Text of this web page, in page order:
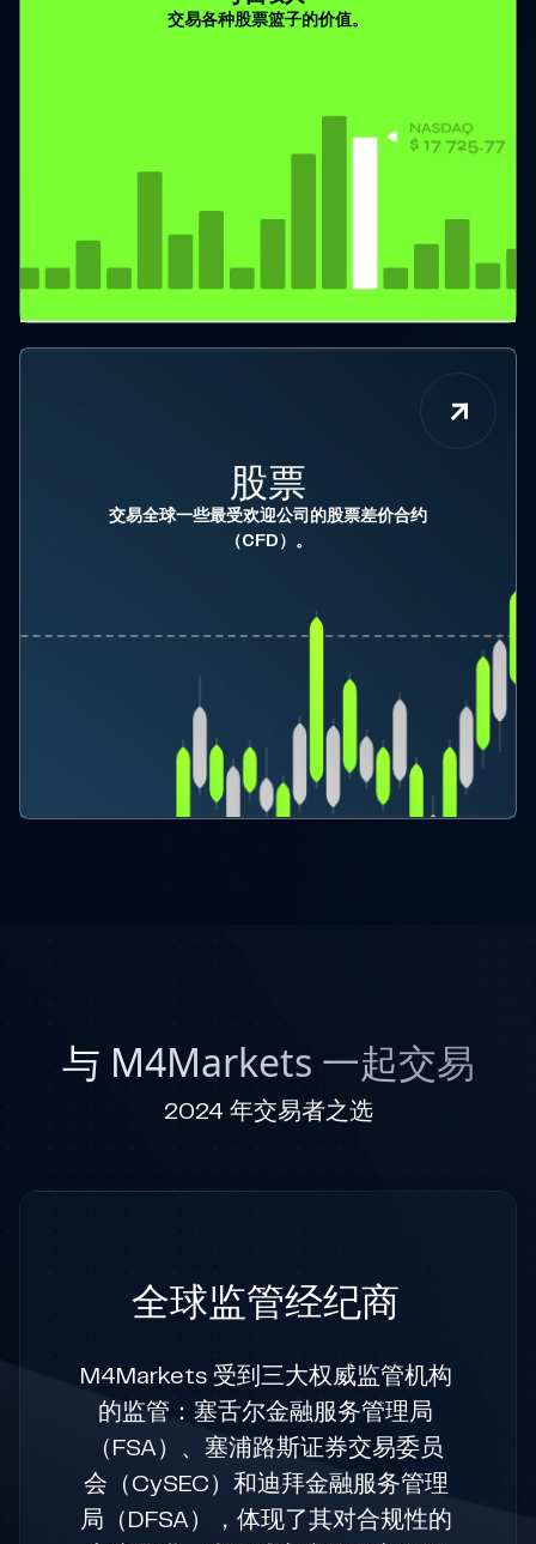
交易各种股票篮子的价值。
股票
交易全球一些最受欢迎公司的股票差价合约
（CFD）。
与 M4Markets 一起交易
2024 年交易者之选
全球监管经纪商
M4Markets 受到三大权威监管机构
的监管：塞舌尔金融服务管理局
（FSA）、塞浦路斯证券交易委员
会（CySEC）和迪拜金融服务管理
局（DFSA），体现了其对合规性的